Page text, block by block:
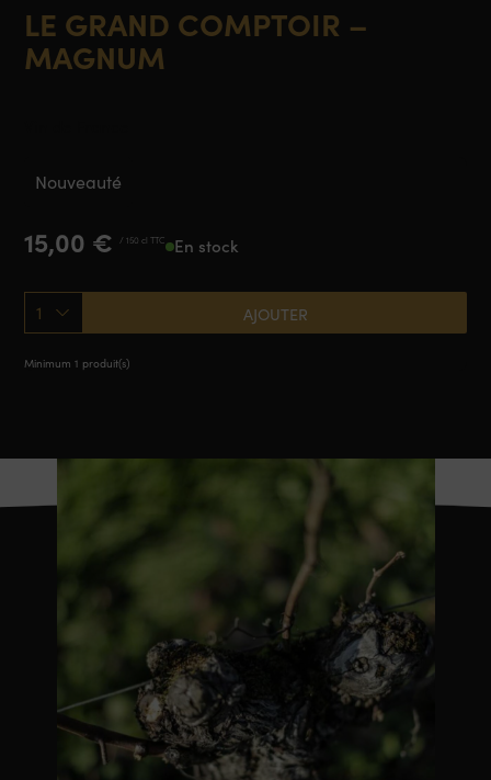
LE GRAND COMPTOIR –
MAGNUM
15,00 € / 150 cl TTC En stock
1 AJOUTER
Minimum 1 produit(s)
Nouveauté